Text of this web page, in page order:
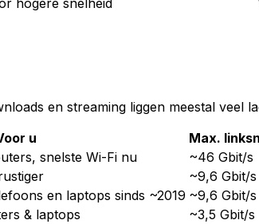
hogere snelheid
en streaming liggen meestal
u
Max.
snelste Wi-Fi nu
~46 Gbit/s
~9,6 Gbit/s
en laptops sinds ~2019 ~9,6 Gbit/s
& laptops
~3,5 Gbit/s